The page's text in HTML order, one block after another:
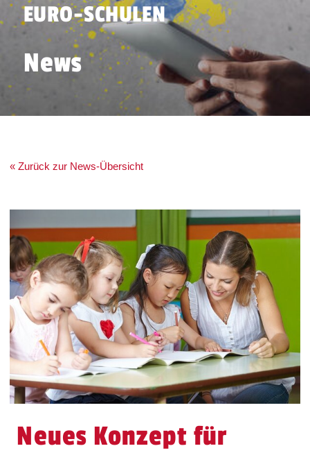
EURO-SCHULEN
News
« Zurück zur News-Übersicht
Neues Konzept für